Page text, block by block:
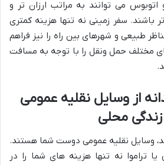
اتوبوس می توانند به مراتب ارزان تر و
سفر زمینی نه تنها هزینه کمتری
طبیعی و شهرهای بین راه را نیز فراهم
مختلف حمل ونقل را با توجه به مسافت
از وسایل نقلیه عمومی
محلی
وسایل نقلیه عمومی دوست شما هستند.
یا تراموا نه تنها هزینه های شما را در